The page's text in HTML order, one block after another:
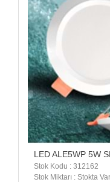
LED ALE5WP 5W
Stok Kodu : 312162
Stok Miktarı : Stokta Var